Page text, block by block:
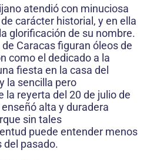
atendió con minuciosa
carácter historial, y en ella
glorificación de su nombre.
Caracas figuran óleos de
como el dedicado a la
fiesta en la casa del
la sencilla pero
la reyerta del 20 de julio de
alta y duradera
sin tales
puede entender menos
del pasado.